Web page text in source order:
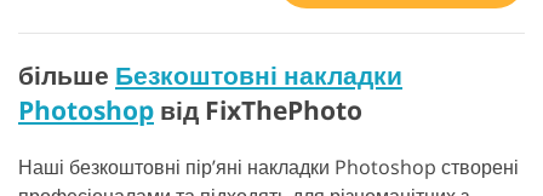
більше Безкоштовні накладки
Photoshop від FixThePhoto
Наші безкоштовні пір’яні накладки Photoshop створені